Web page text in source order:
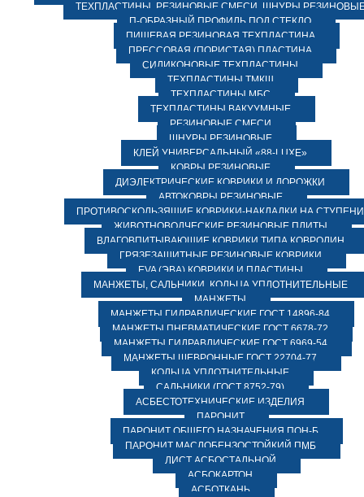
ТЕХПЛАСТИНЫ, РЕЗИНОВЫЕ СМЕСИ, ШНУРЫ
П-ОБРАЗНЫЙ ПРОФИЛЬ ПОД СТЕКЛО
ПИЩЕВАЯ РЕЗИНОВАЯ ТЕХПЛАСТИНА
ПРЕССОВАЯ (ПОРИСТАЯ) ПЛАСТИНА
СИЛИКОНОВЫЕ ТЕХПЛАСТИНЫ
ТЕХПЛАСТИНЫ ТМКЩ
ТЕХПЛАСТИНЫ МБС
ТЕХПЛАСТИНЫ ВАКУУМНЫЕ
РЕЗИНОВЫЕ СМЕСИ
ШНУРЫ РЕЗИНОВЫЕ
КЛЕЙ УНИВЕРСАЛЬНЫЙ «88-LUXE»
КОВРЫ РЕЗИНОВЫЕ
ДИЭЛЕКТРИЧЕСКИЕ КОВРИКИ И ДОРОЖКИ
АВТОКОВРЫ РЕЗИНОВЫЕ
ПРОТИВОСКОЛЬЗЯЩИЕ КОВРИКИ-НАКЛАДКИ НА СТУПЕНИ
ЖИВОТНОВОДЧЕСКИЕ РЕЗИНОВЫЕ ПЛИТЫ
ВЛАГОВПИТЫВАЮЩИЕ КОВРИКИ ТИПА КОВРОЛИН
ГРЯЗЕЗАЩИТНЫЕ РЕЗИНОВЫЕ КОВРИКИ
EVA (ЭВА) КОВРИКИ И ПЛАСТИНЫ
МАНЖЕТЫ, САЛЬНИКИ, КОЛЬЦА УПЛОТНИТЕЛЬНЫЕ
МАНЖЕТЫ
МАНЖЕТЫ ГИДРАВЛИЧЕСКИЕ ГОСТ 14896-84
МАНЖЕТЫ ПНЕВМАТИЧЕСКИЕ ГОСТ 6678-72
МАНЖЕТЫ ГИДРАВЛИЧЕСКИЕ ГОСТ 6969-54
МАНЖЕТЫ ШЕВРОННЫЕ ГОСТ 22704-77
КОЛЬЦА УПЛОТНИТЕЛЬНЫЕ
САЛЬНИКИ (ГОСТ 8752-79)
АСБЕСТОТЕХНИЧЕСКИЕ ИЗДЕЛИЯ
ПАРОНИТ
ПАРОНИТ ОБЩЕГО НАЗНАЧЕНИЯ ПОН-Б
ПАРОНИТ МАСЛОБЕНЗОСТОЙКИЙ ПМБ
ЛИСТ АСБОСТАЛЬНОЙ
АСБОКАРТОН
АСБОТКАНЬ